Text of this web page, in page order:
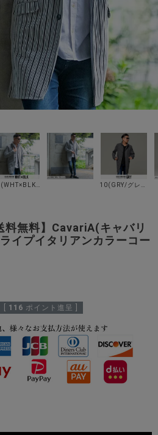
料無料】CavariA(キャバリ
イプイタリアンカラーコー
116 ポイント進呈 ]